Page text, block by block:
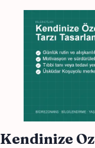
Kendinize